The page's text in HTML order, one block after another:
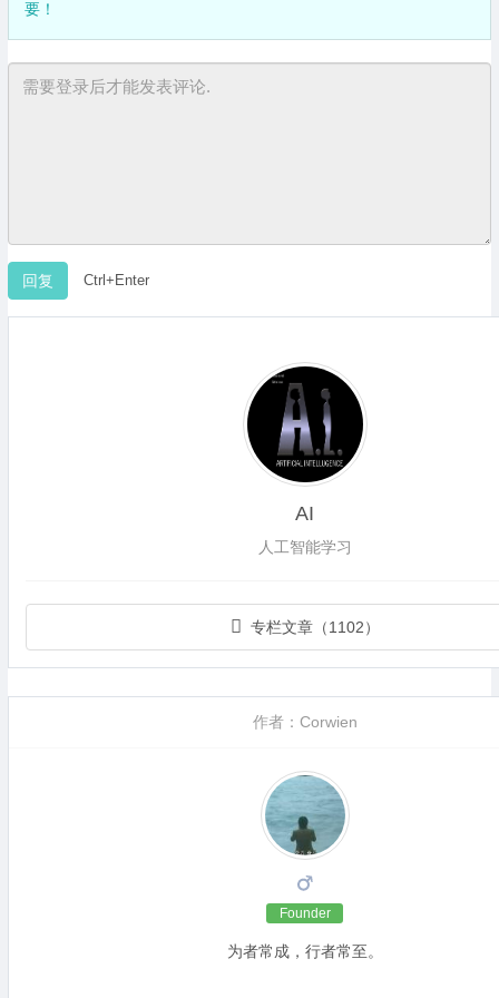
要！
Ctrl+Enter
AI
人工智能学习
专栏文章（1102）
作者：Corwien
Founder
为者常成，行者常至。